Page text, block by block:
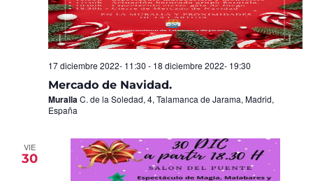
Mercado de Navidad.
17 diciembre 2022- 11:30 - 18 diciembre 2022- 19:30
MurallaC. de la Soledad, 4, Talamanca de Jarama, Madrid,
España
VIE
30